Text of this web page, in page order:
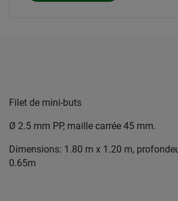
Filet de mini-buts
Ø 2.5 mm PP, maille carrée 45 mm.
Dimensions: 1.80 m x 1.20 m,
0.65m